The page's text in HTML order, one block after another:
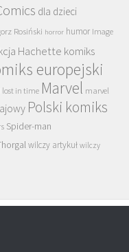
dla dzieci
Rosiński horror humor Image
Hachette komiks
europejski
lost in time Marvel marvel
Polski komiks
Spider-man
wilczy artykuł wilczy